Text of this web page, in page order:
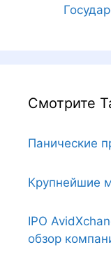
Смотрите
Панические
Крупнейшие
IPO
обзор